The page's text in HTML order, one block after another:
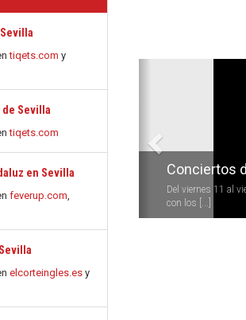
tiqets.com y
de Sevilla
tiqets.com
en Sevilla
feverup.com,
elcorteingles.es y
Conciertos
Del viernes 11 al
con los [...]